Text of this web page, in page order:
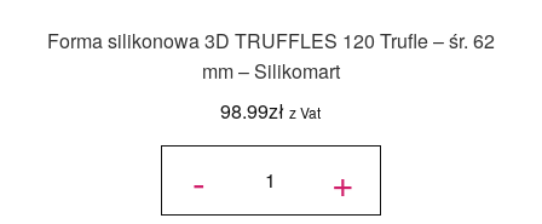
Forma silikonowa 3D TRUFFLES 120 Trufle – śr. 62
mm – Silikomart
98.99zł z Vat
-
ilość Forma
TRUFFLES
120 Trufle -
śr. 62 mm -
Silikomart +